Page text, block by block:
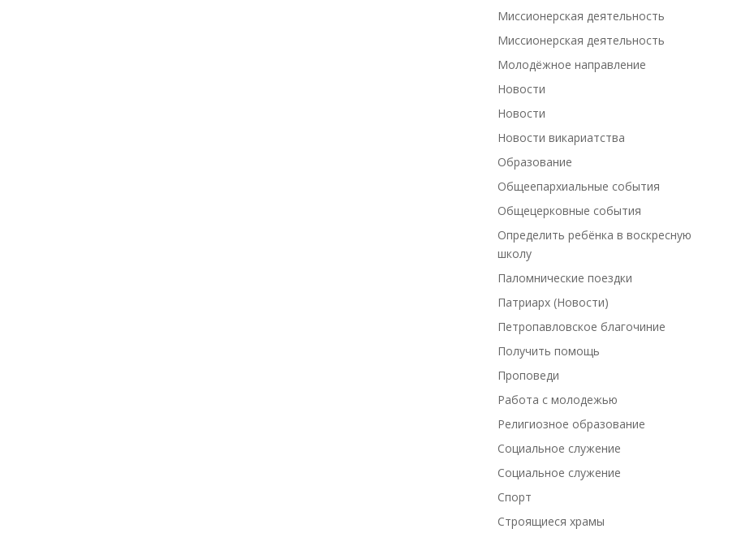
Миссионерская деятельность
Миссионерская деятельность
Молодёжное направление
Новости
Новости
Новости викариатства
Образование
Общеепархиальные события
Общецерковные события
Определить ребёнка в воскресную
школу
Паломнические поездки
Патриарх (Новости)
Петропавловское благочиние
Получить помощь
Проповеди
Работа с молодежью
Религиозное образование
Социальное служение
Социальное служение
Спорт
Строящиеся храмы